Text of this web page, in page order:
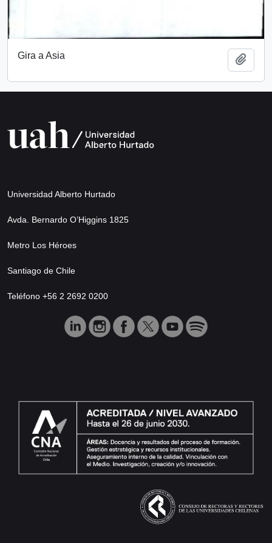
Gira a Asia
Universidad Alberto Hurtado
Avda. Bernardo O’Higgins 1825
Metro Los Héroes
Santiago de Chile
Teléfono +56 2 2692 0200